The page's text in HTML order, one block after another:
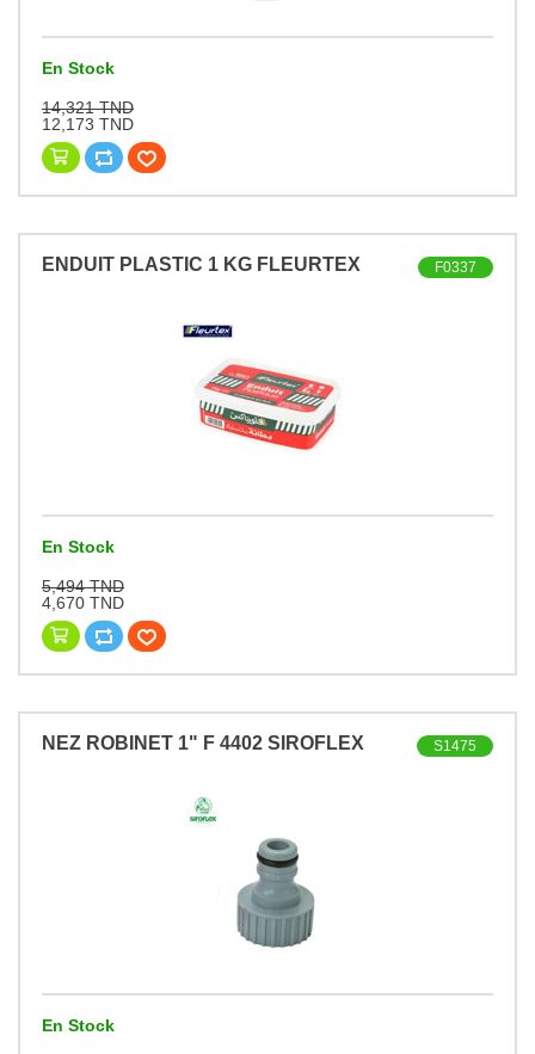
En Stock
14,321 TND
12,173 TND
ENDUIT PLASTIC 1 KG FLEURTEX F0337
En Stock
5,494 TND
4,670 TND
NEZ ROBINET 1" F 4402 SIROFLEX S1475
En Stock